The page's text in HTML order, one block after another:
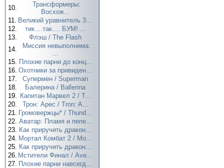
10.
Трансформеры:
Восхож...
11. Великий уравнитель 3...
12.
тик....так.... БУМ! ...
13.
Флэш / The Flash
14.
Миссия невыполнима:
...
15. Плохие парни до конц...
16. Охотники за привиден...
17.
Супермен / Superman
18.
Балерина / Ballerina
19. Капитан Марвел 2 / T...
20.
Трон: Арес / Tron: A...
21. Громовержцы* / Thund...
22. Аватар: Пламя и пепе...
23. Как приручить дракон...
24. Мортал Комбат 2 / Mo...
25. Как приручить дракон...
26. Мстители Финал / Ave...
27. Плохие парни навсегд...